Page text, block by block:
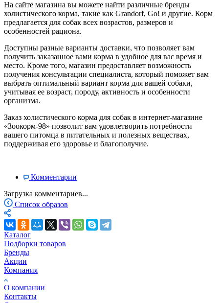
На сайте магазина вы можете найти различные бренды
холистического корма, такие как Grandorf, Go! и другие. Корм
предлагается для собак всех возрастов, размеров и
особенностей рациона.
Доступны разные варианты доставки, что позволяет вам
получить заказанное вами корма в удобное для вас время и
место. Кроме того, магазин предоставляет возможность
получения консультации специалиста, который поможет вам
выбрать оптимальный вариант корма для вашей собаки,
учитывая ее возраст, породу, активность и особенности
организма.
Заказ холистического корма для собак в интернет-магазине
«Зоокорм-98» позволит вам удовлетворить потребности
вашего питомца в питательных и полезных веществах,
поддерживая его здоровье и благополучие.
Комментарии
Загрузка комментариев...
Список образов
Каталог
Подборки товаров
Бренды
Акции
Компания
О компании
Контакты